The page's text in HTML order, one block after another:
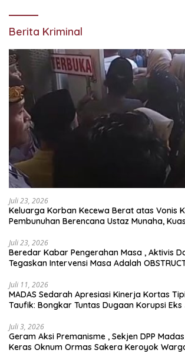
Berita Kriminal
Juli 23, 2026
Keluarga Korban Kecewa Berat atas Vonis
Pembunuhan Berencana Ustaz Munaha,
Juli 23, 2026
Beredar Kabar Pengerahan Masa , Aktivis
Tegaskan Intervensi Masa Adalah
Juli 11, 2026
MADAS Sedarah Apresiasi Kinerja Kortas
Taufik: Bongkar Tuntas Dugaan Korupsi
Juli 3, 2026
Geram Aksi Premanisme , Sekjen DPP Madas Sedarah Kecam
Keras Oknum